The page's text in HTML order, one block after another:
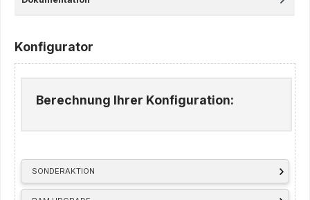
Konfigurator
SONDERAKTION
Berechnung Ihrer Konfiguration: